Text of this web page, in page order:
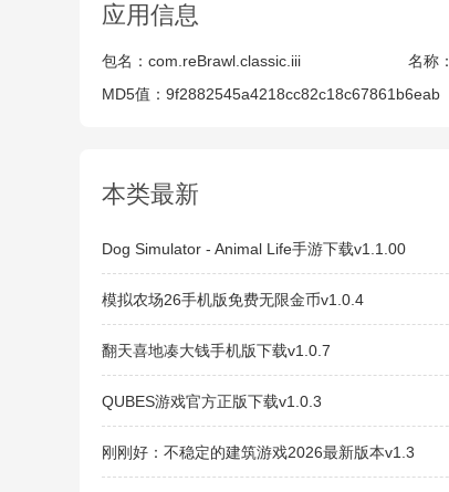
应用信息
包名： com.reBrawl.classic.iii 名称：
MD5值： 9f2882545a4218cc82c18c67861b6eab
本类最新
Dog Simulator - Animal Life手游下载v1.1.00
模拟农场26手机版免费无限金币v1.0.4
翻天喜地凑大钱手机版下载v1.0.7
QUBES游戏官方正版下载v1.0.3
刚刚好：不稳定的建筑游戏2026最新版本v1.3